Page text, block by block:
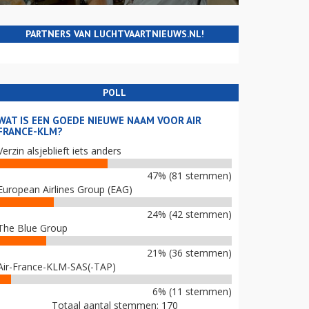
PARTNERS VAN LUCHTVAARTNIEUWS.NL!
POLL
IS EEN GOEDE NIEUWE NAAM VOOR AIR
KLM?
alsjeblieft iets anders
47% (81 stemmen)
Airlines Group (EAG)
24% (42 stemmen)
Blue Group
21% (36 stemmen)
France-KLM-SAS(-TAP)
6% (11 stemmen)
Totaal aantal stemmen: 170